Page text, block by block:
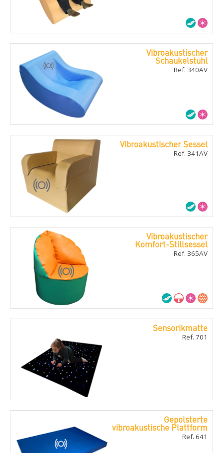
Vibroakustischer
Schaukelstuhl
Ref. 340AV
Vibroakustischer Sessel
Ref. 341AV
Vibroakustischer
Komfort-Stillsessel
Ref. 365AV
Sensorikmatte
Ref. 701
Gepolsterte
vibroakustische Plattform
Ref. 641